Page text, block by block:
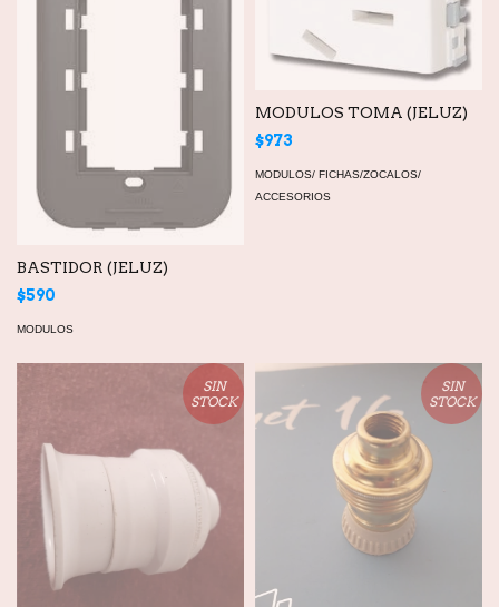
BASTIDOR (JELUZ)
$590
MODULOS
MODULOS TOMA (JELUZ)
$973
MODULOS/ FICHAS/ZOCALOS/
ACCESORIOS
SIN
STOCK
SIN
STOCK